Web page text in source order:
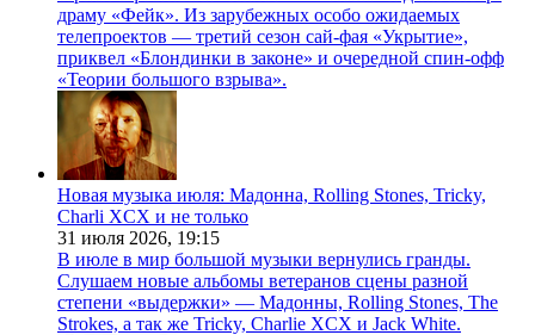
драму «Фейк». Из зарубежных особо ожидаемых
телепроектов — третий сезон сай-фая «Укрытие»,
приквел «Блондинки в законе» и очередной спин-офф
«Теории большого взрыва».
Новая музыка июля: Мадонна, Rolling Stones, Tricky,
Charli XCX и не только
31 июля 2026, 19:15
В июле в мир большой музыки вернулись гранды.
Слушаем новые альбомы ветеранов сцены разной
степени «выдержки» — Мадонны, Rolling Stones, The
Strokes, а так же Tricky, Charlie XCX и Jack White.